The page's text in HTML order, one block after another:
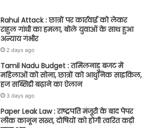
Rahul Attack : छात्रों पर कार्रवाई को लेकर
राहुल गांधी का हमला, बोले युवाओं के साथ हुआ
अन्याय गंभीर
2 days ago
Tamil Nadu Budget : तमिलनाडु बजट में
महिलाओं को सोना, छात्रों को आधुनिक साइकिल,
हज सब्सिडी बढ़ाने का ऐलान
3 days ago
Paper Leak Law : राष्ट्रपति मंजूरी के बाद पेपर
लीक कानून सख्त, दोषियों को होगी त्वरित कड़ी